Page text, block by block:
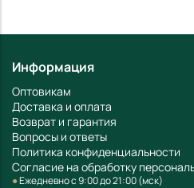
Информация
Оптовикам
Доставка и оплата
Возврат и гарантия
Вопросы и ответы
Политика конфиденциальности
Согласие на обработку
●Ежедневно с 9:00 до 21:00 (мск)